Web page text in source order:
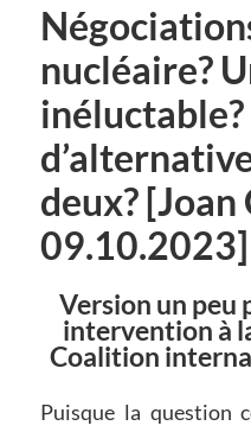
nucléaire?
inéluctable?
deux?
09.10.2023]
Version un peu
intervention à
Coalition
Puisque la question